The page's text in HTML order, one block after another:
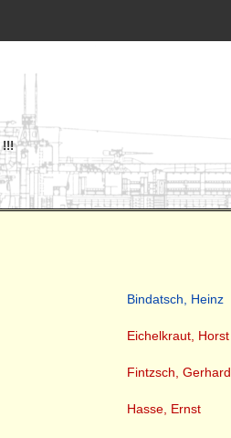
!!!
Bindatsch, Heinz
Eichelkraut, Horst
Fintzsch, Gerhard
Hasse, Ernst